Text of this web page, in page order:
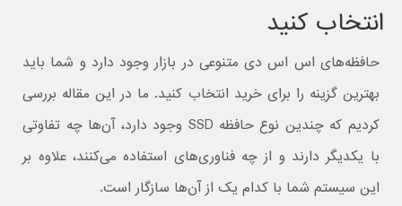
انتخاب کنید
حافظه‌های اس اس دی متنوعی در بازار وجود دارد و شما باید
بهترین گزینه را برای خرید انتخاب کنید. ما در این مقاله بررسی
کردیم که چندین نوع حافظه SSD وجود دارد، آن‌ها چه تفاوتی
با یکدیگر دارند و از چه فناوری‌های استفاده می‌کنند، علاوه بر
این سیستم شما با کدام یک از آن‌ها سازگار است.